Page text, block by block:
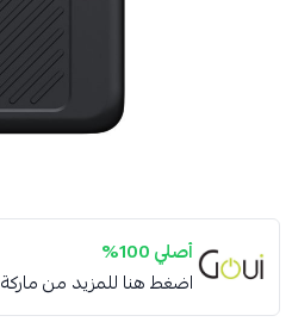
أصلي 100%
اضغط هنا للمزيد من ماركة